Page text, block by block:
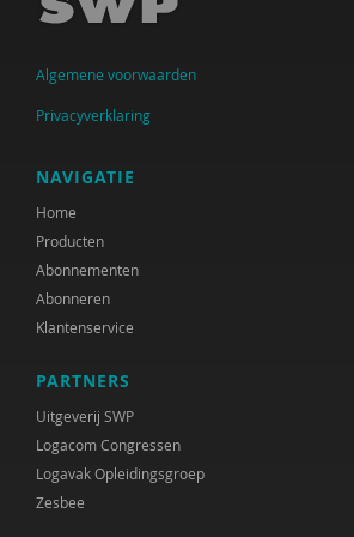
Ingrid Bakker
Cora Bartelink
Simon Bax
Mariëlle Beijersbergen
Dirck van Bekkum
Gülcan Bektas
Irene van Bentum
Els Beukers
Gabriël van Beusekom
Elske Bijlman
Algemene voorwaarden
Privacyverklaring
NAVIGATIE
Home
Producten
Abonnementen
Abonneren
Klantenservice
PARTNERS
Uitgeverij SWP
Logacom Congressen
Logavak Opleidingsgroep
Zesbee